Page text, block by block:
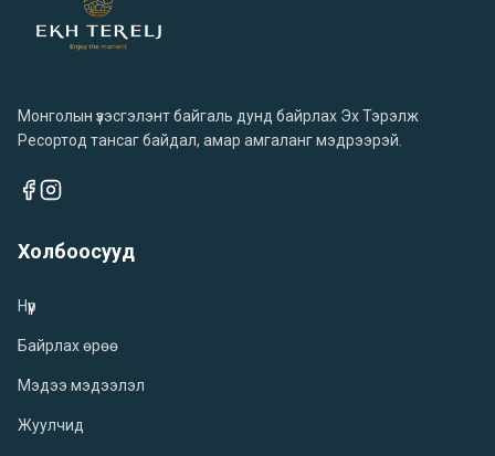
Монголын үзэсгэлэнт байгаль дунд байрлах Эх Тэрэлж
Ресортод тансаг байдал, амар амгаланг мэдрээрэй.
Холбоосууд
Нүүр
Байрлах өрөө
Мэдээ мэдээлэл
Жуулчид